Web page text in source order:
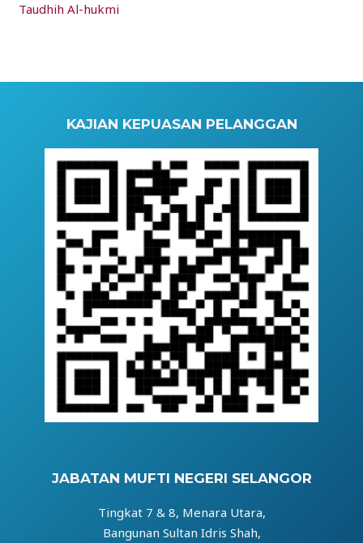
Taudhih Al-hukmi
KAJIAN KEPUASAN PELANGGAN
JABATAN MUFTI NEGERI SELANGOR
Tingkat 7 & 8, Menara Utara,
Bangunan Sultan Idris Shah,